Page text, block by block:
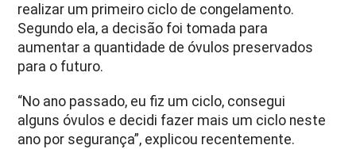
realizar um primeiro ciclo de congelamento.
Segundo ela, a decisão foi tomada para
aumentar a quantidade de óvulos preservados
para o futuro.
“No ano passado, eu fiz um ciclo, consegui
alguns óvulos e decidi fazer mais um ciclo neste
ano por segurança”, explicou recentemente.